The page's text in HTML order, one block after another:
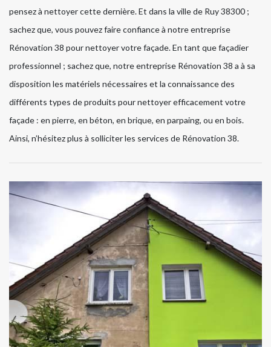
pensez à nettoyer cette dernière. Et dans la ville de Ruy 38300 ;
sachez que, vous pouvez faire confiance à notre entreprise
Rénovation 38 pour nettoyer votre façade. En tant que façadier
professionnel ; sachez que, notre entreprise Rénovation 38 a à sa
disposition les matériels nécessaires et la connaissance des
différents types de produits pour nettoyer efficacement votre
façade : en pierre, en béton, en brique, en parpaing, ou en bois.
Ainsi, n’hésitez plus à solliciter les services de Rénovation 38.